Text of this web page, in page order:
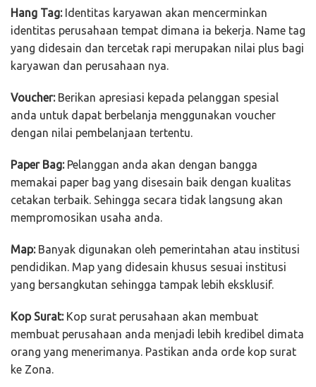
Hang Tag:Identitas karyawan akan mencerminkan
identitas perusahaan tempat dimana ia bekerja. Name tag
yang didesain dan tercetak rapi merupakan nilai plus bagi
karyawan dan perusahaan nya.
Voucher:Berikan apresiasi kepada pelanggan spesial
anda untuk dapat berbelanja menggunakan voucher
dengan nilai pembelanjaan tertentu.
Paper Bag:Pelanggan anda akan dengan bangga
memakai paper bag yang disesain baik dengan kualitas
cetakan terbaik. Sehingga secara tidak langsung akan
mempromosikan usaha anda.
Map:Banyak digunakan oleh pemerintahan atau institusi
pendidikan. Map yang didesain khusus sesuai institusi
yang bersangkutan sehingga tampak lebih eksklusif.
Kop Surat:Kop surat perusahaan akan membuat
membuat perusahaan anda menjadi lebih kredibel dimata
orang yang menerimanya. Pastikan anda orde kop surat
ke Zona.